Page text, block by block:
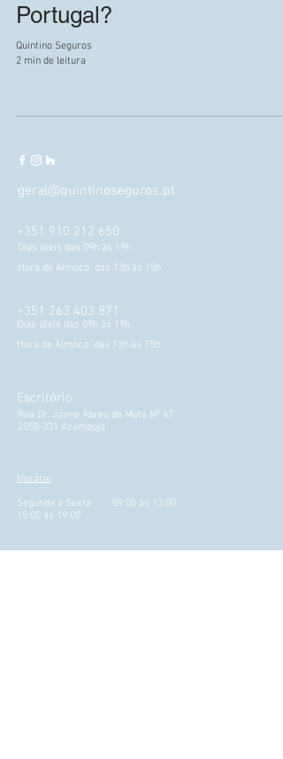
Portugal?
Quintino Seguros
2 min de leitura
geral@quintinoseguros.pt
+351 910 212 650
Dias úteis das 09h às 19h
Hora de Almoço: das 13h às 15h
+351 263 403 871
Dias úteis das 09h às 19h
Hora de Almoço: das 13h às 15h
Escritório
Rua Dr. Jaime Abreu da Mota Nº 47
2050-331 Azambuja
Horário
Segunda a Sexta 09:00 às 13:00
15:00 às 19:00